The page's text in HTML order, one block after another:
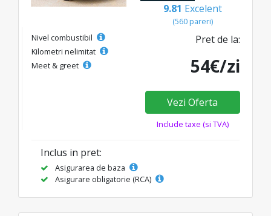
9.81 Excelent
(560 pareri)
Nivel combustibil
Kilometri nelimitat
Meet & greet
Pret de la:
54€/zi
Vezi Oferta
Include taxe (si TVA)
Inclus in pret:
Asigurarea de baza
Asigurare obligatorie (RCA)